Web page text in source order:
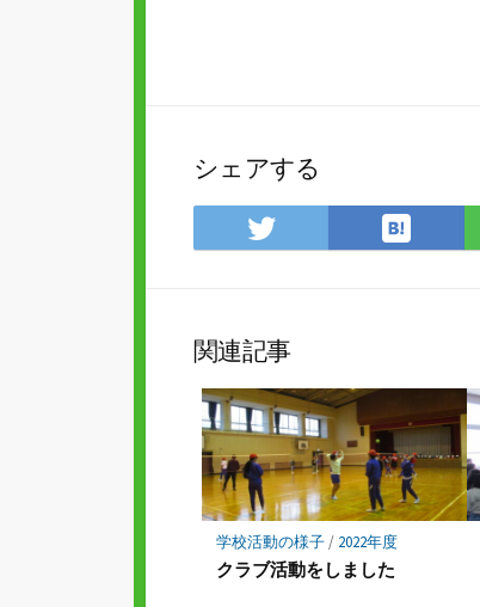
シェアする
Twitter
で
ア
は
て
マ
ー
ク
に
保
関連記事
学校活動の様子/ 2022年度
クラブ活動をしました